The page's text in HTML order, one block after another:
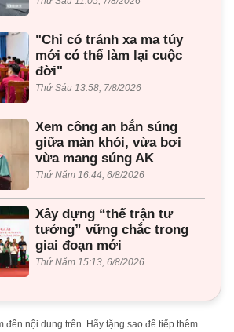
"Chỉ có tránh xa ma túy
mới có thể làm lại cuộc
đời"
Thứ Sáu 13:58, 7/8/2026
Xem công an bắn súng
giữa màn khói, vừa bơi
vừa mang súng AK
Thứ Năm 16:44, 6/8/2026
Xây dựng “thế trận tư
tưởng” vững chắc trong
giai đoạn mới
Thứ Năm 15:13, 6/8/2026
đến nội dung trên. Hãy tặng sao để tiếp thêm